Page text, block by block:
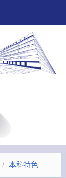
本科特色